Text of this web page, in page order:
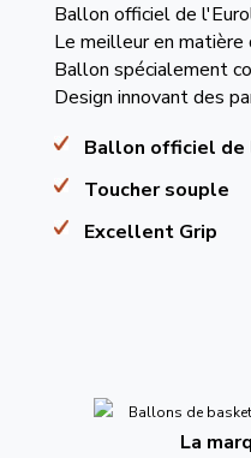
Ballon officiel de
Le meilleur en matière
Ballon spécialement
Design innovant des
Ballon officiel de
Toucher souple
Excellent Grip
La